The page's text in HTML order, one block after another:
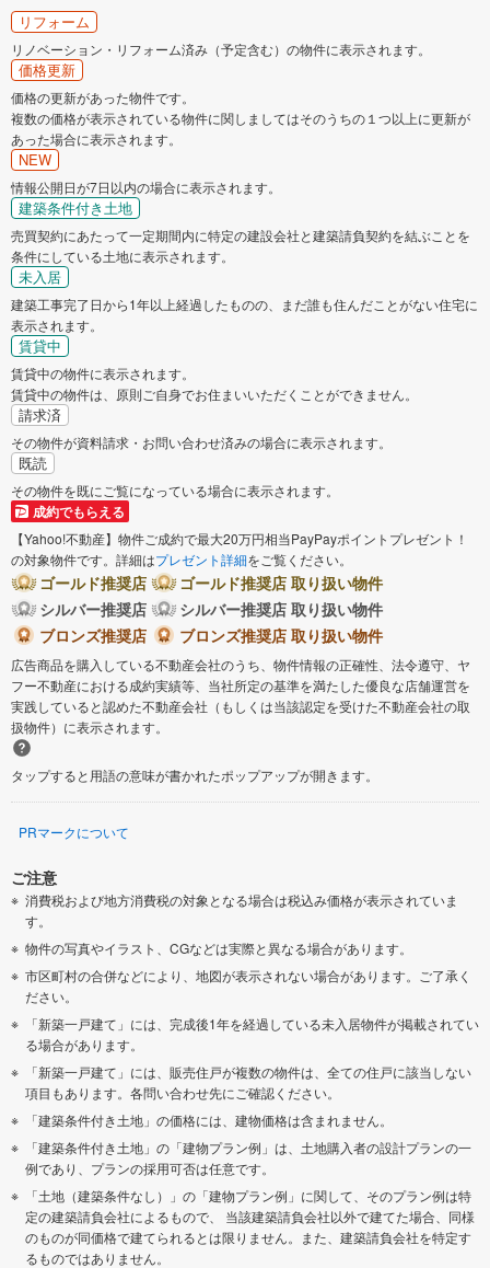
リフォーム
リノベーション・リフォーム済み（予定含む）の物件に表示されます。
価格更新
価格の更新があった物件です。
複数の価格が表示されている物件に関しましてはそのうちの１つ以上に更新が
あった場合に表示されます。
NEW
情報公開日が7日以内の場合に表示されます。
建築条件付き土地
売買契約にあたって一定期間内に特定の建設会社と建築請負契約を結ぶことを
条件にしている土地に表示されます。
未入居
建築工事完了日から1年以上経過したものの、まだ誰も住んだことがない住宅に
表示されます。
賃貸中
賃貸中の物件に表示されます。
賃貸中の物件は、原則ご自身でお住まいいただくことができません。
請求済
その物件が資料請求・お問い合わせ済みの場合に表示されます。
既読
その物件を既にご覧になっている場合に表示されます。
成約でもらえる
【Yahoo!不動産】物件ご成約で最大20万円相当PayPayポイントプレゼント！
の対象物件です。詳細はプレゼント詳細をご覧ください。
ゴールド推奨店
ゴールド推奨店 取り扱い物件
シルバー推奨店
シルバー推奨店 取り扱い物件
ブロンズ推奨店
ブロンズ推奨店 取り扱い物件
広告商品を購入している不動産会社のうち、物件情報の正確性、法令遵守、ヤ
フー不動産における成約実績等、当社所定の基準を満たした優良な店舗運営を
実践していると認めた不動産会社（もしくは当該認定を受けた不動産会社の取
扱物件）に表示されます。
タップすると用語の意味が書かれたポップアップが開きます。
PRマークについて
ご注意
消費税および地方消費税の対象となる場合は税込み価格が表示されていま
す。
物件の写真やイラスト、CGなどは実際と異なる場合があります。
市区町村の合併などにより、地図が表示されない場合があります。ご了承く
ださい。
「新築一戸建て」には、完成後1年を経過している未入居物件が掲載されてい
る場合があります。
「新築一戸建て」には、販売住戸が複数の物件は、全ての住戸に該当しない
項目もあります。各問い合わせ先にご確認ください。
「建築条件付き土地」の価格には、建物価格は含まれません。
「建築条件付き土地」の「建物プラン例」は、土地購入者の設計プランの一
例であり、プランの採用可否は任意です。
「土地（建築条件なし）」の「建物プラン例」に関して、そのプラン例は特
定の建築請負会社によるもので、 当該建築請負会社以外で建てた場合、同様
のものが同価格で建てられるとは限りません。また、建築請負会社を特定す
るものではありません。